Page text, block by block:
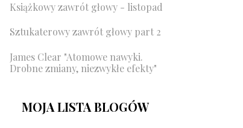
Książkowy zawrót głowy - listopad
Sztukaterowy zawrót głowy part 2
James Clear "Atomowe nawyki.
Drobne zmiany, niezwykłe efekty"
MOJA LISTA BLOGÓW